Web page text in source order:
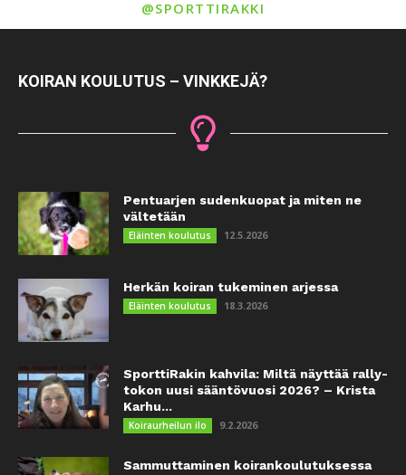
@SPORTTIRAKKI
KOIRAN KOULUTUS – VINKKEJÄ?
Pentuarjen sudenkuopat ja miten ne
vältetään
Eläinten koulutus 12.5.2026
Herkän koiran tukeminen arjessa
Eläinten koulutus 18.3.2026
SporttiRakin kahvila: Miltä näyttää rally-
tokon uusi sääntövuosi 2026? – Krista
Karhu...
Koiraurheilun ilo 9.2.2026
Sammuttaminen koirankoulutuksessa